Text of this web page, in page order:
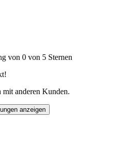
von 0 von 5 Sternen
anderen Kunden.
anzeigen